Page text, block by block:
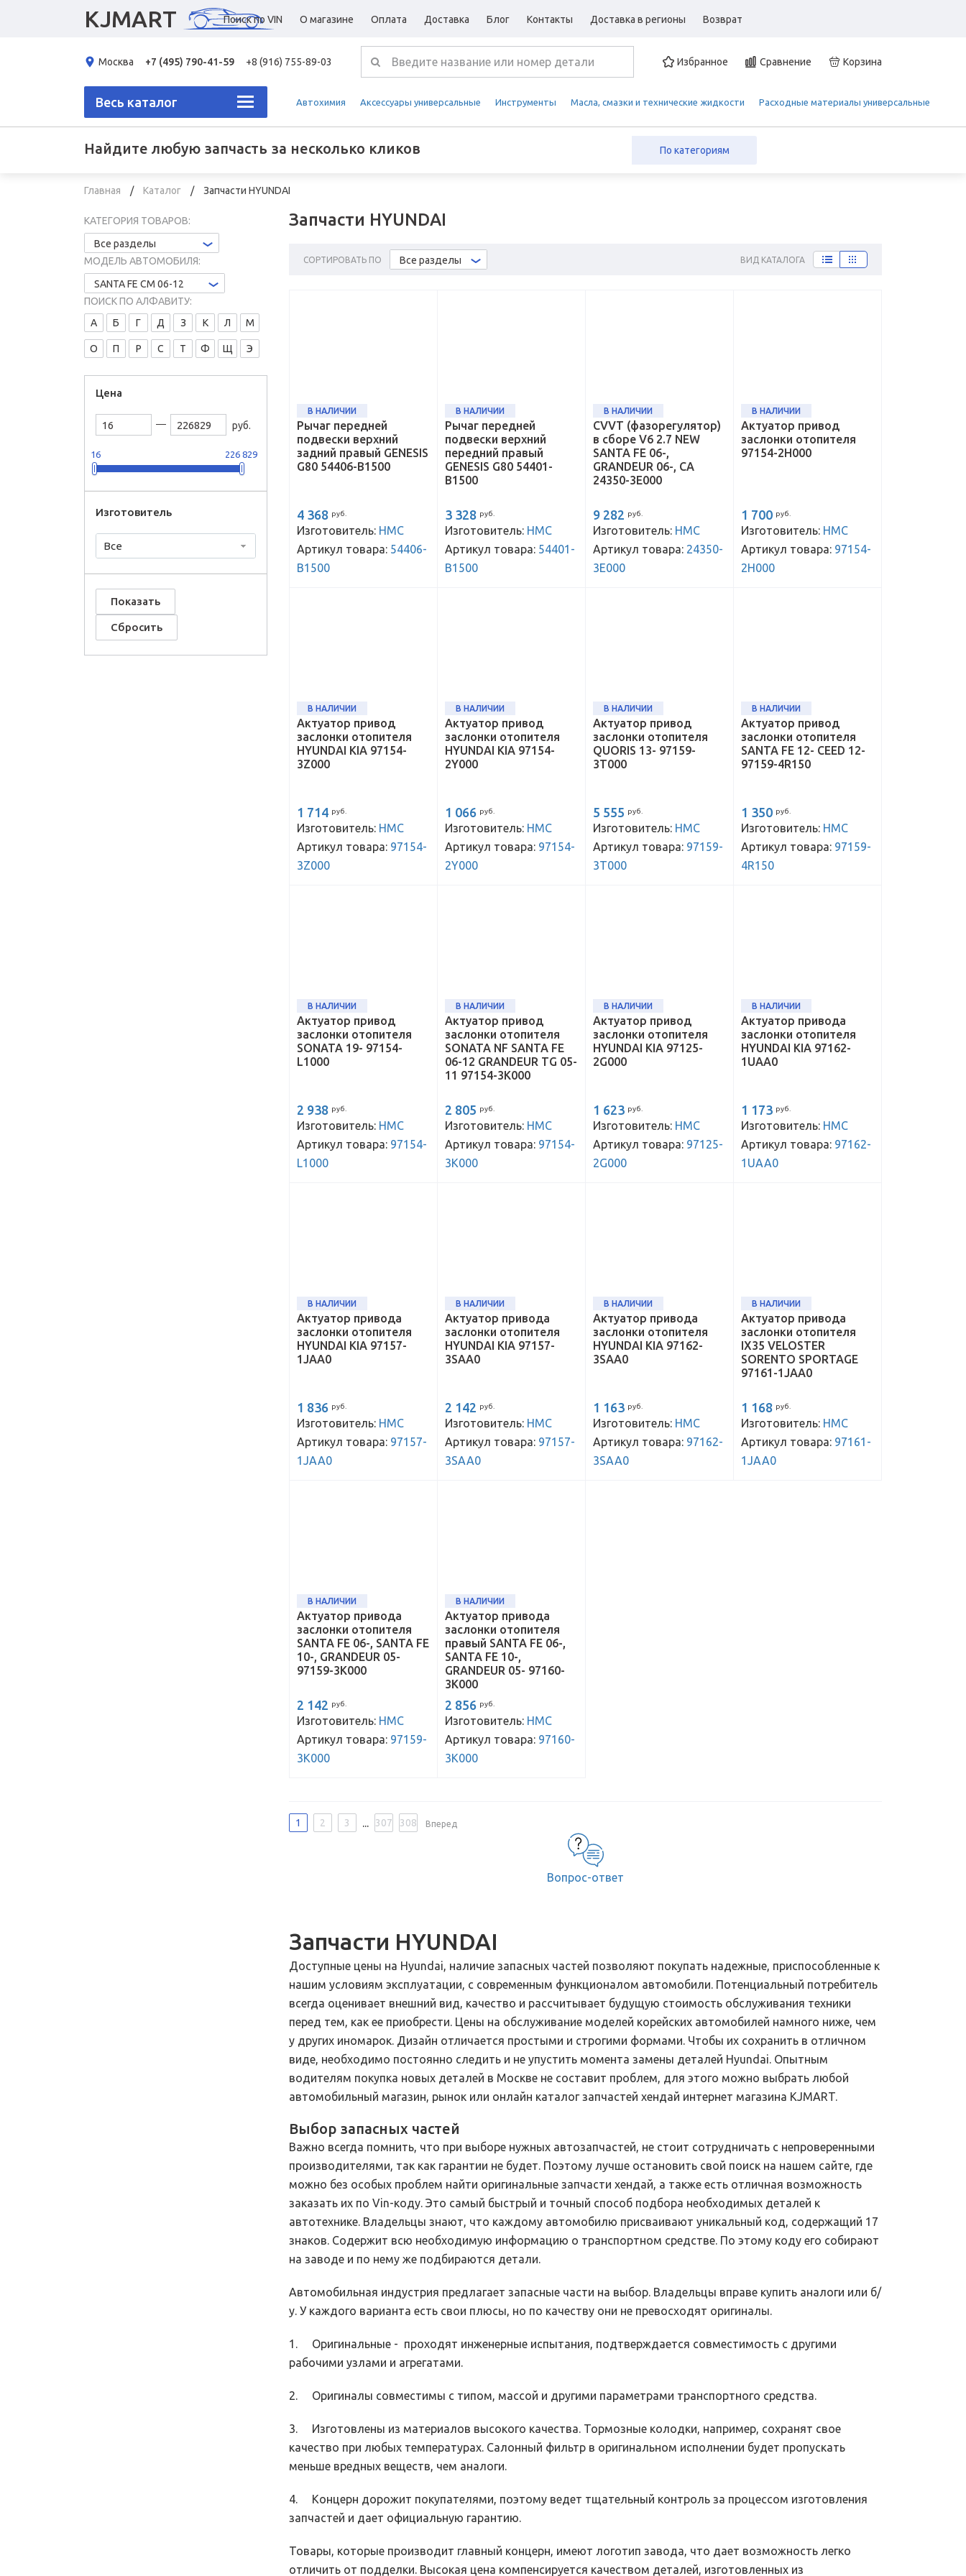
KJMART Поиск по VIN О магазине Оплата Доставка Блог Контакты Доставка в регионы Возврат
Москва +7 (495) 790-41-59 +8 (916) 755-89-03 Избранное Сравнение Корзина
Весь каталог Автохимия Аксессуары универсальные Инструменты Масла, смазки и технические жидкости Расходные материалы универсальные
Найдите любую запчасть за несколько кликов По категориям
Главная Каталог Запчасти HYUNDAI
Запчасти HYUNDAI
СОРТИРОВАТЬ ПО Все разделы ВИД КАТАЛОГА
КАТЕГОРИЯ ТОВАРОВ:
Все разделы
МОДЕЛЬ АВТОМОБИЛЯ:
SANTA FE CM 06-12
ПОИСК ПО АЛФАВИТУ:
А
Б Г Д З К Л М
О П Р С Т Ф Щ Э
Цена
руб.
16 226 829
Изготовитель
Все
В НАЛИЧИИ
Рычаг передней
подвески верхний
задний правый GENESIS
G80 54406-B1500
4 368 руб.
Изготовитель: HMC
Артикул товара: 54406-
B1500
В НАЛИЧИИ
Рычаг передней
подвески верхний
передний правый
GENESIS G80 54401-
B1500
3 328 руб.
Изготовитель: HMC
Артикул товара: 54401-
B1500
В НАЛИЧИИ
CVVT (фазорегулятор)
в сборе V6 2.7 NEW
SANTA FE 06-,
GRANDEUR 06-, CA
24350-3E000
9 282 руб.
Изготовитель: HMC
Артикул товара: 24350-
3E000
В НАЛИЧИИ
Актуатор привод
заслонки отопителя
97154-2H000
1 700 руб.
Изготовитель: HMC
Артикул товара: 97154-
2H000
В НАЛИЧИИ
Актуатор привод
заслонки отопителя
HYUNDAI KIA 97154-
3Z000
1 714 руб.
Изготовитель: HMC
Артикул товара: 97154-
3Z000
В НАЛИЧИИ
Актуатор привод
заслонки отопителя
HYUNDAI KIA 97154-
2Y000
1 066 руб.
Изготовитель: HMC
Артикул товара: 97154-
2Y000
В НАЛИЧИИ
Актуатор привод
заслонки отопителя
QUORIS 13- 97159-
3T000
5 555 руб.
Изготовитель: HMC
Артикул товара: 97159-
3T000
В НАЛИЧИИ
Актуатор привод
заслонки отопителя
SANTA FE 12- CEED 12-
97159-4R150
1 350 руб.
Изготовитель: HMC
Артикул товара: 97159-
4R150
В НАЛИЧИИ
Актуатор привод
заслонки отопителя
SONATA 19- 97154-
L1000
2 938 руб.
Изготовитель: HMC
Артикул товара: 97154-
L1000
В НАЛИЧИИ
Актуатор привод
заслонки отопителя
SONATA NF SANTA FE
06-12 GRANDEUR TG 05-
11 97154-3K000
2 805 руб.
Изготовитель: HMC
Артикул товара: 97154-
3K000
В НАЛИЧИИ
Актуатор привод
заслонки отопителя
HYUNDAI KIA 97125-
2G000
1 623 руб.
Изготовитель: HMC
Артикул товара: 97125-
2G000
В НАЛИЧИИ
Актуатор привода
заслонки отопителя
HYUNDAI KIA 97162-
1UAA0
1 173 руб.
Изготовитель: HMC
Артикул товара: 97162-
1UAA0
В НАЛИЧИИ
Актуатор привода
заслонки отопителя
HYUNDAI KIA 97157-
1JAA0
1 836 руб.
Изготовитель: HMC
Артикул товара: 97157-
1JAA0
В НАЛИЧИИ
Актуатор привода
заслонки отопителя
HYUNDAI KIA 97157-
3SAA0
2 142 руб.
Изготовитель: HMC
Артикул товара: 97157-
3SAA0
В НАЛИЧИИ
Актуатор привода
заслонки отопителя
HYUNDAI KIA 97162-
3SAA0
1 163 руб.
Изготовитель: HMC
Артикул товара: 97162-
3SAA0
В НАЛИЧИИ
Актуатор привода
заслонки отопителя
IX35 VELOSTER
SORENTO SPORTAGE
97161-1JAA0
1 168 руб.
Изготовитель: HMC
Артикул товара: 97161-
1JAA0
В НАЛИЧИИ
Актуатор привода
заслонки отопителя
SANTA FE 06-, SANTA FE
10-, GRANDEUR 05-
97159-3K000
2 142 руб.
Изготовитель: HMC
Артикул товара: 97159-
3K000
В НАЛИЧИИ
Актуатор привода
заслонки отопителя
правый SANTA FE 06-,
SANTA FE 10-,
GRANDEUR 05- 97160-
3K000
2 856 руб.
Изготовитель: HMC
Артикул товара: 97160-
3K000
1 2 3 ... 307 308 Вперед
Вопрос-ответ
Запчасти HYUNDAI
Доступные цены на Hyundai, наличие запасных частей позволяют покупать надежные, приспособленные к
нашим условиям эксплуатации, с современным функционалом автомобили. Потенциальный потребитель
всегда оценивает внешний вид, качество и рассчитывает будущую стоимость обслуживания техники
перед тем, как ее приобрести. Цены на обслуживание моделей корейских автомобилей намного ниже, чем
у других иномарок. Дизайн отличается простыми и строгими формами. Чтобы их сохранить в отличном
виде, необходимо постоянно следить и не упустить момента замены деталей Hyundai. Опытным
водителям покупка новых деталей в Москве не составит проблем, для этого можно выбрать любой
автомобильный магазин, рынок или онлайн каталог запчастей хендай интернет магазина KJMART.
Выбор запасных частей
Важно всегда помнить, что при выборе нужных автозапчастей, не стоит сотрудничать с непроверенными
производителями, так как гарантии не будет. Поэтому лучше остановить свой поиск на нашем сайте, где
можно без особых проблем найти оригинальные запчасти хендай, а также есть отличная возможность
заказать их по Vin-коду. Это самый быстрый и точный способ подбора необходимых деталей к
автотехнике. Владельцы знают, что каждому автомобилю присваивают уникальный код, содержащий 17
знаков. Содержит всю необходимую информацию о транспортном средстве. По этому коду его собирают
на заводе и по нему же подбираются детали.
Автомобильная индустрия предлагает запасные части на выбор. Владельцы вправе купить аналоги или б/
у. У каждого варианта есть свои плюсы, но по качеству они не превосходят оригиналы.
1. Оригинальные - проходят инженерные испытания, подтверждается совместимость с другими
рабочими узлами и агрегатами.
2. Оригиналы совместимы с типом, массой и другими параметрами транспортного средства.
3. Изготовлены из материалов высокого качества. Тормозные колодки, например, сохранят свое
качество при любых температурах. Салонный фильтр в оригинальном исполнении будет пропускать
меньше вредных веществ, чем аналоги.
4. Концерн дорожит покупателями, поэтому ведет тщательный контроль за процессом изготовления
запчастей и дает официальную гарантию.
Товары, которые производит главный концерн, имеют логотип завода, что дает возможность легко
отличить от подделки. Высокая цена компенсируется качеством деталей, изготовленных из